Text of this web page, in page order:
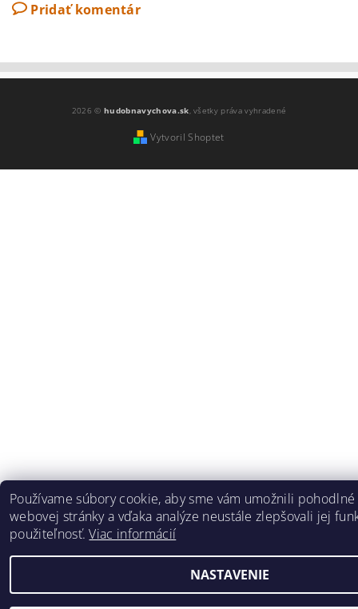
Pridať komentár
2026 ©hudobnavychova.sk, všetky práva vyhradené
Vytvoril Shoptet
Používame súbory cookie, aby sme vám umožnili
webovej stránky a vďaka analýze neustále zlepšovali jej
použiteľnosť.Viac informácií
NASTAVENIE